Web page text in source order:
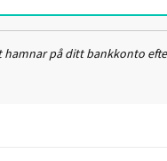
på ditt bankkonto